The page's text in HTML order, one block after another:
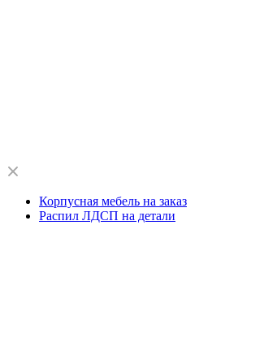
Корпусная мебель на заказ
Распил ЛДСП на детали